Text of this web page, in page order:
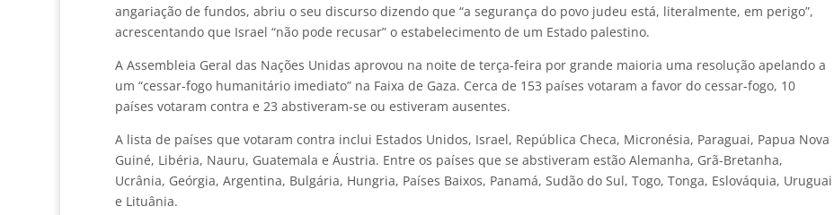
angariação de fundos, abriu o seu discurso dizendo que “a segurança do povo judeu está, literalmente, em perigo”,
acrescentando que Israel “não pode recusar” o estabelecimento de um Estado palestino.
A Assembleia Geral das Nações Unidas aprovou na noite de terça-feira por grande maioria uma resolução apelando a
um “cessar-fogo humanitário imediato” na Faixa de Gaza. Cerca de 153 países votaram a favor do cessar-fogo, 10
países votaram contra e 23 abstiveram-se ou estiveram ausentes.
A lista de países que votaram contra inclui Estados Unidos, Israel, República Checa, Micronésia, Paraguai, Papua Nova
Guiné, Libéria, Nauru, Guatemala e Áustria. Entre os países que se abstiveram estão Alemanha, Grã-Bretanha,
Ucrânia, Geórgia, Argentina, Bulgária, Hungria, Países Baixos, Panamá, Sudão do Sul, Togo, Tonga, Eslováquia, Uruguai
e Lituânia.